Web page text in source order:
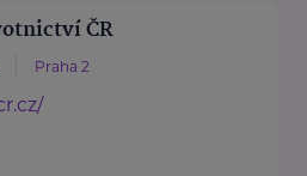
ČR
Praha 2